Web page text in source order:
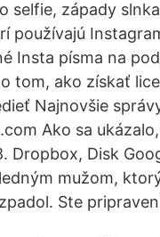
selfie, západy
používajú
Insta písma na
tom, ako získať
Najnovšie
Ako sa
Dropbox, Disk
mužom,
Ste